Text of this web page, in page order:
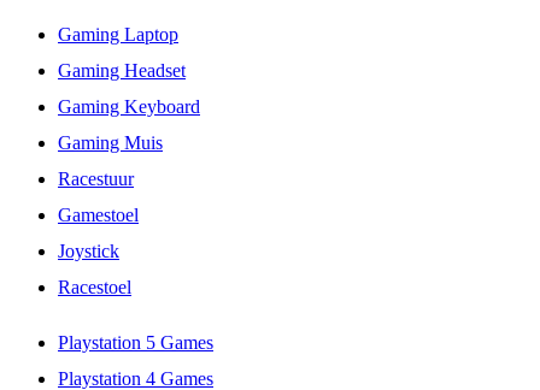
Gaming Laptop
Gaming Headset
Gaming Keyboard
Gaming Muis
Racestuur
Gamestoel
Joystick
Racestoel
Playstation 5 Games
Playstation 4 Games